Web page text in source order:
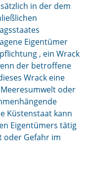
in der dem
Eigentümer
, ein Wrack
der betroffene
Wrack eine
oder
Küstenstaat kann
Eigentümers tätig
oder Gefahr im